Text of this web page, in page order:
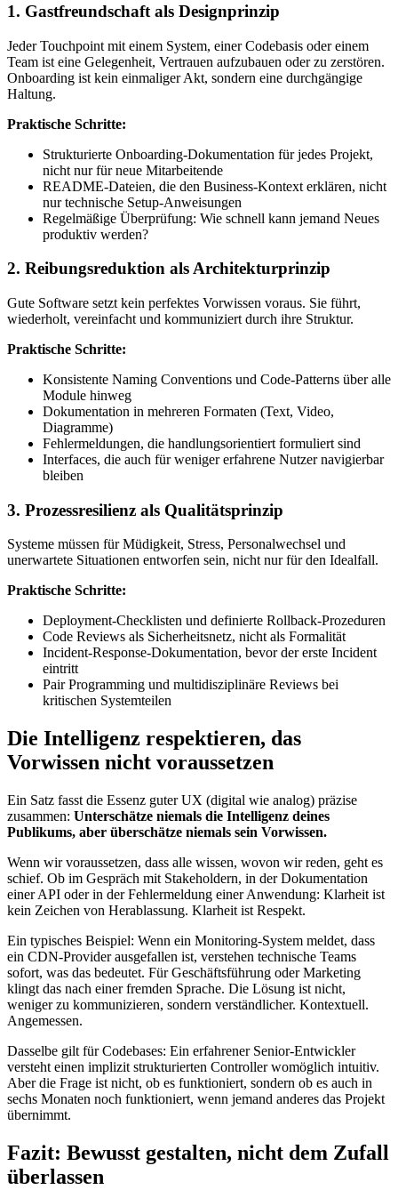
1. Gastfreundschaft als Designprinzip
Jeder Touchpoint mit einem System, einer Codebasis oder einem
Team ist eine Gelegenheit, Vertrauen aufzubauen oder zu zerstören.
Onboarding ist kein einmaliger Akt, sondern eine durchgängige
Haltung.
Praktische Schritte:
Strukturierte Onboarding-Dokumentation für jedes Projekt,
nicht nur für neue Mitarbeitende
README-Dateien, die den Business-Kontext erklären, nicht
nur technische Setup-Anweisungen
Regelmäßige Überprüfung: Wie schnell kann jemand Neues
produktiv werden?
2. Reibungsreduktion als Architekturprinzip
Gute Software setzt kein perfektes Vorwissen voraus. Sie führt,
wiederholt, vereinfacht und kommuniziert durch ihre Struktur.
Praktische Schritte:
Konsistente Naming Conventions und Code-Patterns über alle
Module hinweg
Dokumentation in mehreren Formaten (Text, Video,
Diagramme)
Fehlermeldungen, die handlungsorientiert formuliert sind
Interfaces, die auch für weniger erfahrene Nutzer navigierbar
bleiben
3. Prozessresilienz als Qualitätsprinzip
Systeme müssen für Müdigkeit, Stress, Personalwechsel und
unerwartete Situationen entworfen sein, nicht nur für den Idealfall.
Praktische Schritte:
Deployment-Checklisten und definierte Rollback-Prozeduren
Code Reviews als Sicherheitsnetz, nicht als Formalität
Incident-Response-Dokumentation, bevor der erste Incident
eintritt
Pair Programming und multidisziplinäre Reviews bei
kritischen Systemteilen
Die Intelligenz respektieren, das
Vorwissen nicht voraussetzen
Ein Satz fasst die Essenz guter UX (digital wie analog) präzise
zusammen: Unterschätze niemals die Intelligenz deines
Publikums, aber überschätze niemals sein Vorwissen.
Wenn wir voraussetzen, dass alle wissen, wovon wir reden, geht es
schief. Ob im Gespräch mit Stakeholdern, in der Dokumentation
einer API oder in der Fehlermeldung einer Anwendung: Klarheit ist
kein Zeichen von Herablassung. Klarheit ist Respekt.
Ein typisches Beispiel: Wenn ein Monitoring-System meldet, dass
ein CDN-Provider ausgefallen ist, verstehen technische Teams
sofort, was das bedeutet. Für Geschäftsführung oder Marketing
klingt das nach einer fremden Sprache. Die Lösung ist nicht,
weniger zu kommunizieren, sondern verständlicher. Kontextuell.
Angemessen.
Dasselbe gilt für Codebases: Ein erfahrener Senior-Entwickler
versteht einen implizit strukturierten Controller womöglich intuitiv.
Aber die Frage ist nicht, ob es funktioniert, sondern ob es auch in
sechs Monaten noch funktioniert, wenn jemand anderes das Projekt
übernimmt.
Fazit: Bewusst gestalten, nicht dem Zufall
überlassen